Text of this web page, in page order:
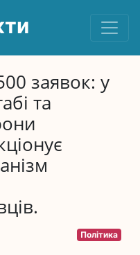
заявок: у
та
Політика